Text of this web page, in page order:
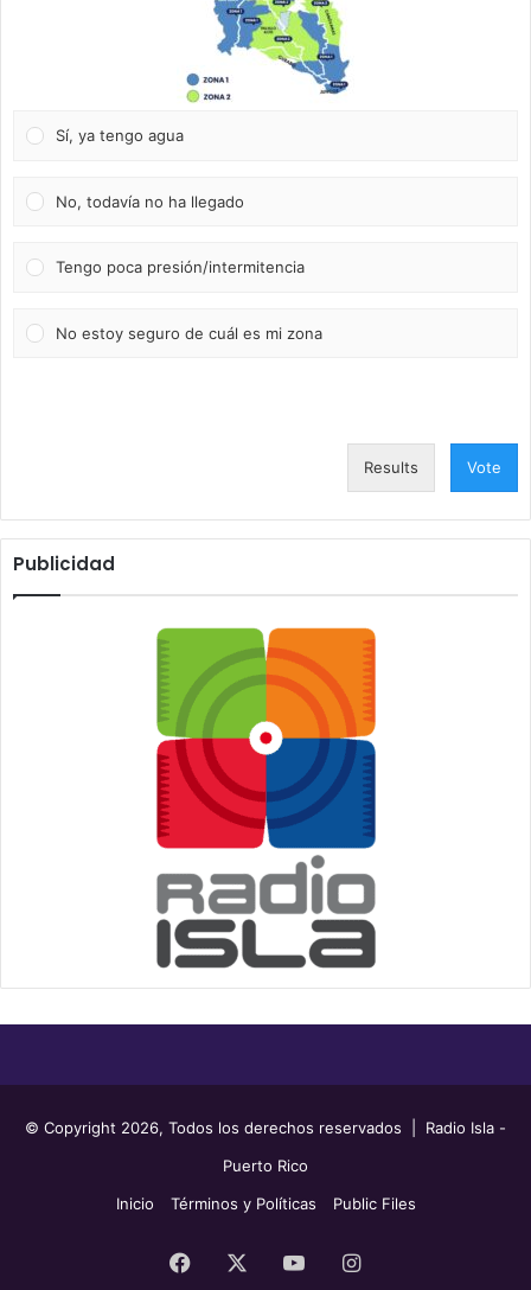
Sí, ya tengo agua
No, todavía no ha llegado
Tengo poca presión/intermitencia
No estoy seguro de cuál es mi zona
Results Vote
Publicidad
© Copyright 2026, Todos los derechos reservados | Radio Isla -
Puerto Rico
Inicio
Términos y Políticas Public Files
Facebook YouTubeInstagram